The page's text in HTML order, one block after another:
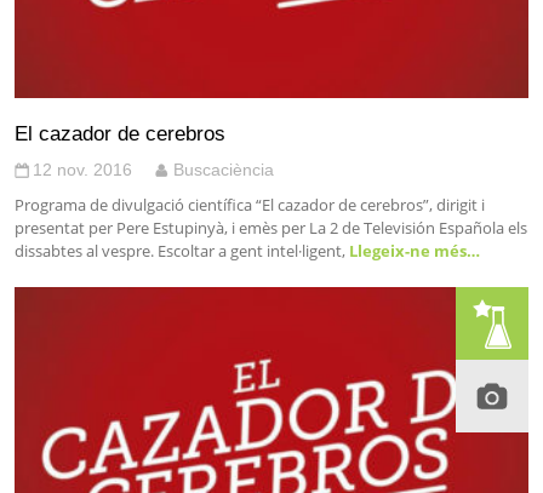
El cazador de cerebros
12 nov. 2016 Buscaciència
Programa de divulgació científica “El cazador de cerebros”, dirigit i
presentat per Pere Estupinyà, i emès per La 2 de Televisión Española els
dissabtes al vespre. Escoltar a gent intel·ligent, Llegeix-ne més…